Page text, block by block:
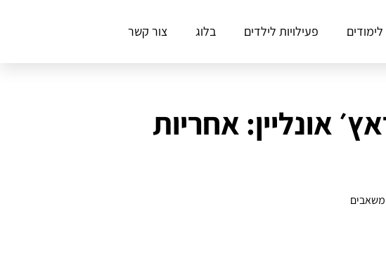
לימודים פעילויות לילדים בלוג צור קשר
אונליין: אחריות